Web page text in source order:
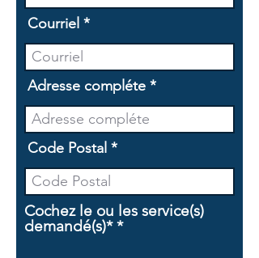
Courriel
Adresse compléte
Code Postal
Cochez le ou les service(s)
demandé(s)* *O